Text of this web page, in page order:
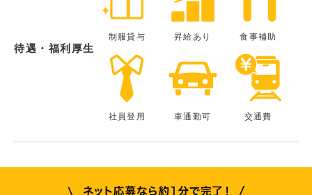
待遇・福利厚生
制服貸与 昇給あり 食事補助
社員登用 車通勤可 交通費